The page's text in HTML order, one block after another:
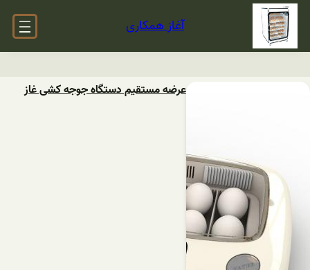
آغاز همکاری
عرضه مستقیم دستگاه جوجه کشی غاز